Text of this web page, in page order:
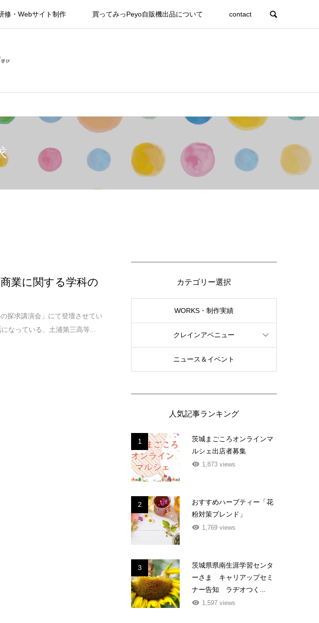
修・Webサイト制作 買ってみっPeyo自販機出品について contact
業に関する学科の
探求講演会」にて登壇させてい
なっている、土浦第三高等...
カテゴリー選択
WORKS・制作実績
クレインアベニュー
ニュース＆イベント
人気記事ランキング
1
茨城まごころオンラインマ
ルシェ出店者募集
1,873 views
2
おすすめハーブティー「花
粉対策ブレンド」
1,769 views
3
茨城県県南生涯学習センタ
ーさま キャリアップセミ
ナー告知 ラヂオつく...
1,597 views